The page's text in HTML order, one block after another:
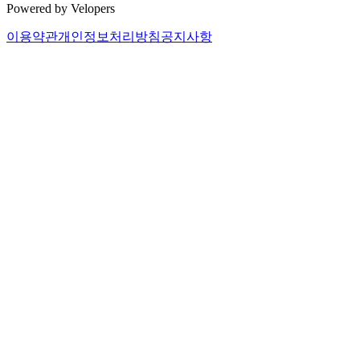
Powered by Velopers
이용약관개인정보처리방침공지사항